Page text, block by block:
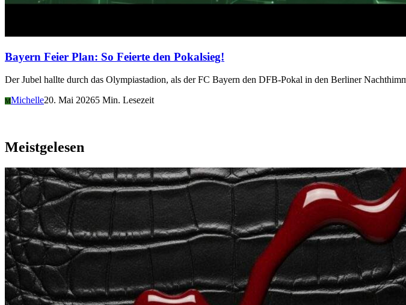
Bayern Feier Plan: So Feierte den Pokalsieg!
Der Jubel hallte durch das Olympiastadion, als der FC Bayern den DFB-Pokal in den Berliner
MMichelle20. Mai 20265 Min. Lesezeit
Meistgelesen